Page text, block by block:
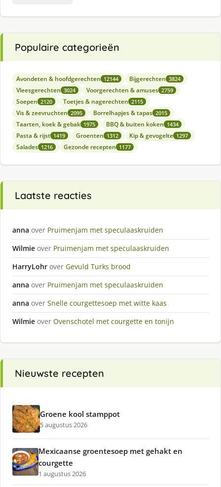
Populaire categorieën
Avondeten & hoofdgerechten 12144 Bijgerechten 3824
Vleesgerechten 3024 Voorgerechten & amuses 2759
Soepen 2120 Toetjes & nagerechten 2115
Vis & zeevruchten 2095 Borrelhapjes & tapas 2015
Taarten, koek & gebak 1975 BBQ & buiten koken 1434
Pasta & rijst 1419 Groenten 1312 Kip & gevogelte 1297
Salades 1216 Gezonde recepten 1177
Laatste reacties
anna over Pruimenjam met speculaaskruiden
Wilmie over Pruimenjam met speculaaskruiden
HarryLohr over Gevuld Turks brood
anna over Pruimenjam met speculaaskruiden
anna over Snelle courgettesoep met witte kaas
Wilmie over Ovenschotel met courgette en tonijn
Nieuwste recepten
Groene kool stamppot
5 augustus 2026
Mexicaanse groentesoep met gehakt en
courgette
1 augustus 2026